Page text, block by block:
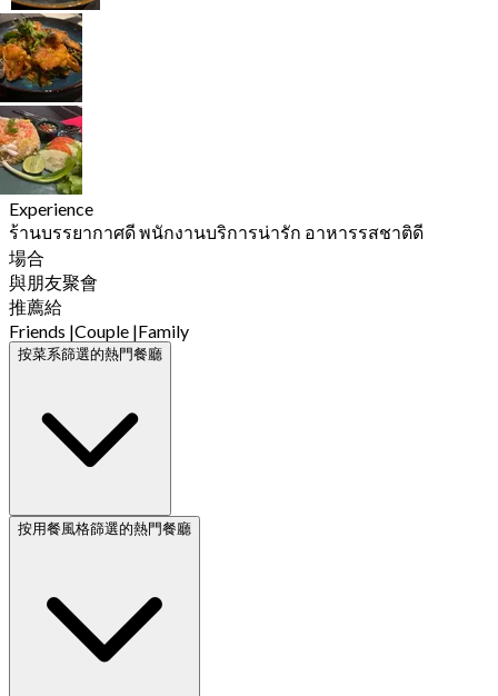
Experience
ร้านบรรยากาศดี พนักงานบริการน่ารัก อาหารรสชาติดี
場合
與朋友聚會
推薦給
Friends |Couple |Family
按菜系篩選的熱門餐廳
按用餐風格篩選的熱門餐廳